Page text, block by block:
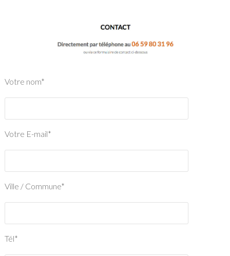
Votre nom*
Votre E-mail*
Ville / Commune*
Tél*